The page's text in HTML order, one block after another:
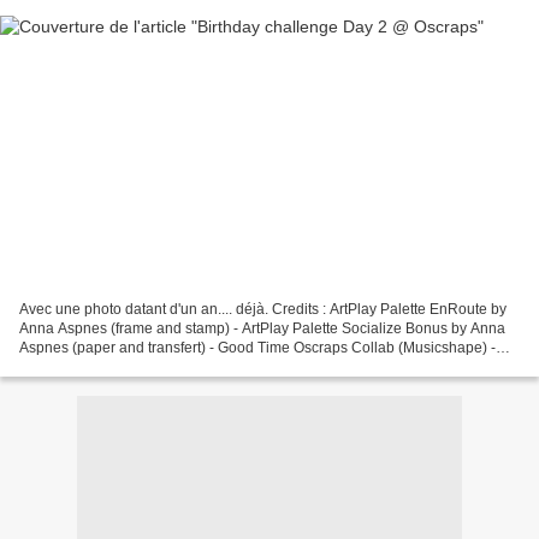
Avec une photo datant d'un an.... déjà. Credits : ArtPlay Palette EnRoute by
Anna Aspnes (frame and stamp) - ArtPlay Palette Socialize Bonus by Anna
Aspnes (paper and transfert) - Good Time Oscraps Collab (Musicshape) -